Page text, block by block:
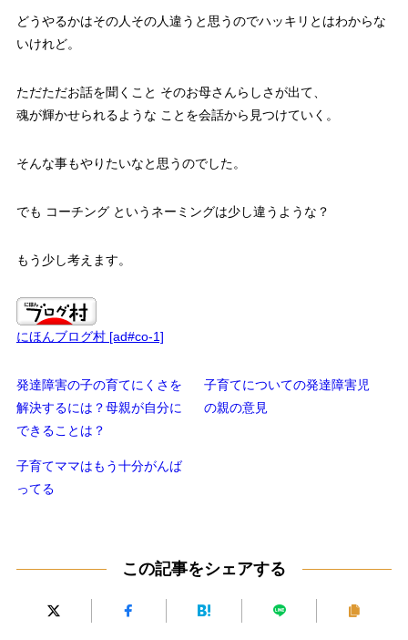
どうやるかはその人その人違うと思うのでハッキリとはわからな
いけれど。
ただただお話を聞くこと そのお母さんらしさが出て、
魂が輝かせられるような ことを会話から見つけていく。
そんな事もやりたいなと思うのでした。
でも コーチング というネーミングは少し違うような？
もう少し考えます。
にほんブログ村 [ad#co-1]
発達障害の子の育てにくさを
解決するには？母親が自分に
できることは？
子育てについての発達障害児
の親の意見
子育てママはもう十分がんば
ってる
この記事をシェアする